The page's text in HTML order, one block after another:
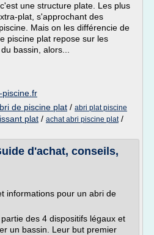
une structure plate. Les plus
plat, s'approchant des
Mais on les différencie de
piscine plat repose sur les
bassin, alors...
piscine.fr
de piscine plat / abri plat piscine
plat / achat abri piscine plat/
d'achat, conseils,
informations pour un abri de
des 4 dispositifs légaux et
un bassin. Leur but premier